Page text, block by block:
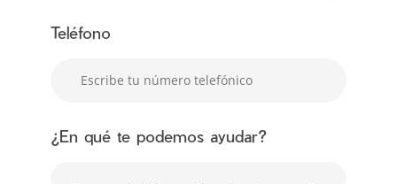
Teléfono
¿En qué te podemos ayudar?